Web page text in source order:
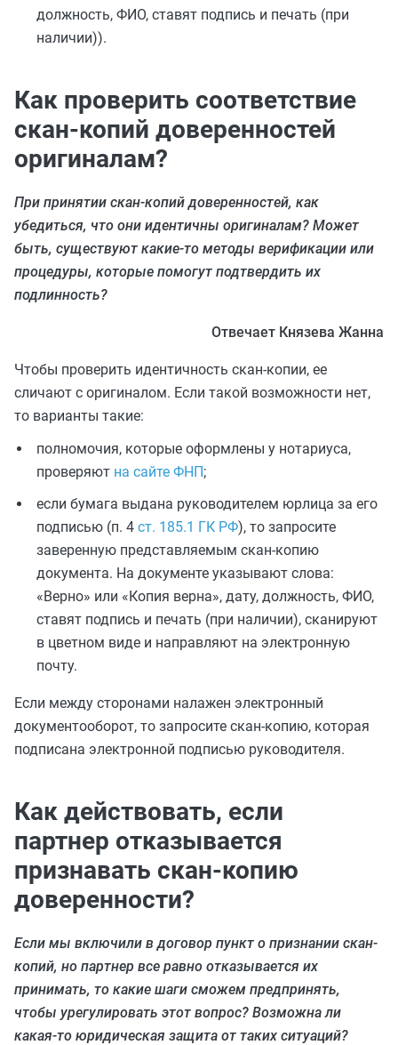
должность, ФИО, ставят подпись и печать (при
наличии)).
Как проверить соответствие
скан-копий доверенностей
оригиналам?
При принятии скан-копий доверенностей, как
убедиться, что они идентичны оригиналам? Может
быть, существуют какие-то методы верификации или
процедуры, которые помогут подтвердить их
подлинность?
Отвечает Князева Жанна
Чтобы проверить идентичность скан-копии, ее
сличают с оригиналом. Если такой возможности нет,
то варианты такие:
полномочия, которые оформлены у нотариуса,
проверяют на сайте ФНП;
если бумага выдана руководителем юрлица за его
подписью (п. 4 ст. 185.1 ГК РФ), то запросите
заверенную представляемым скан-копию
документа. На документе указывают слова:
«Верно» или «Копия верна», дату, должность, ФИО,
ставят подпись и печать (при наличии), сканируют
в цветном виде и направляют на электронную
почту.
Если между сторонами налажен электронный
документооборот, то запросите скан-копию, которая
подписана электронной подписью руководителя.
Как действовать, если
партнер отказывается
признавать скан-копию
доверенности?
Если мы включили в договор пункт о признании скан-
копий, но партнер все равно отказывается их
принимать, то какие шаги сможем предпринять,
чтобы урегулировать этот вопрос? Возможна ли
какая-то юридическая защита от таких ситуаций?